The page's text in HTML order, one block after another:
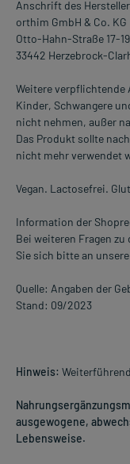
Anschrift des
orthim GmbH & Co. KG
Otto-Hahn-Straße 17-19
33442 Herzebrock-
Weitere verpflichtende
Kinder, Schwangere
nicht nehmen, außer
Das Produkt sollte
nicht mehr verwendet
Vegan. Lactosefrei.
Information der
Bei weiteren Fragen
Sie sich bitte an unsere
Quelle: Angaben der
Stand: 09/2023
Hinweis:
ausgewogene,
Lebensweise.